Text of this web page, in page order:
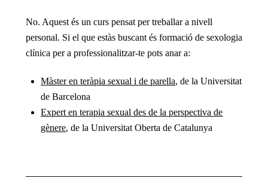
No. Aquest és un curs pensat per treballar a nivell
personal. Si el que estàs buscant és formació de sexologia
clínica per a professionalitzar-te pots anar a:
Màster en teràpia sexual i de parella, de la Universitat
de Barcelona
Expert en terapia sexual des de la perspectiva de
gènere, de la Universitat Oberta de Catalunya